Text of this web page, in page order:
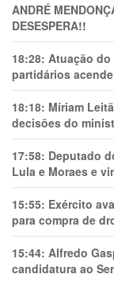
ANDRÉ
DESESPERA!!
18:28: Atuação
partidários
18:18: Míriam
decisões do
17:58: Deputado
Lula e Moraes e
15:55: Exército
para compra de
15:44: Alfredo
candidatura ao